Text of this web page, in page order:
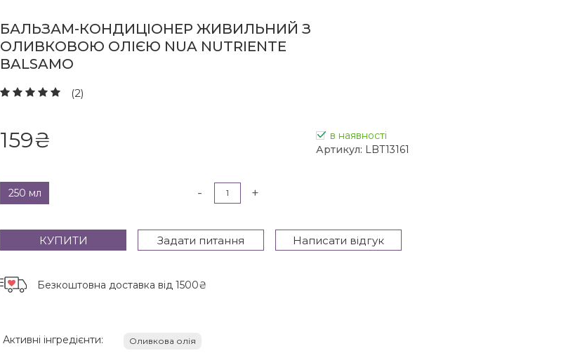
БАЛЬЗАМ-КОНДИЦІОНЕР ЖИВИЛЬНИЙ З
ОЛИВКОВОЮ ОЛІЄЮ NUA NUTRIENTE
BALSAMO
(2)
159₴
в наявності
Артикул: LBT13161
250 мл - +
КУПИТИ Задати питання Написати відгук
Безкоштовна доставка від 1500₴
Активні інгредієнти: Оливкова олія